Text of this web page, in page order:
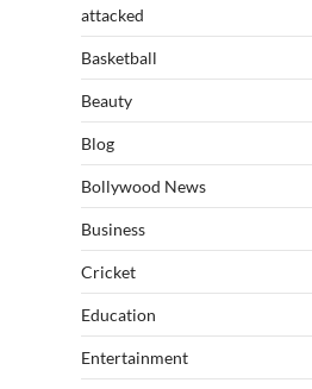
attacked
Basketball
Beauty
Blog
Bollywood News
Business
Cricket
Education
Entertainment